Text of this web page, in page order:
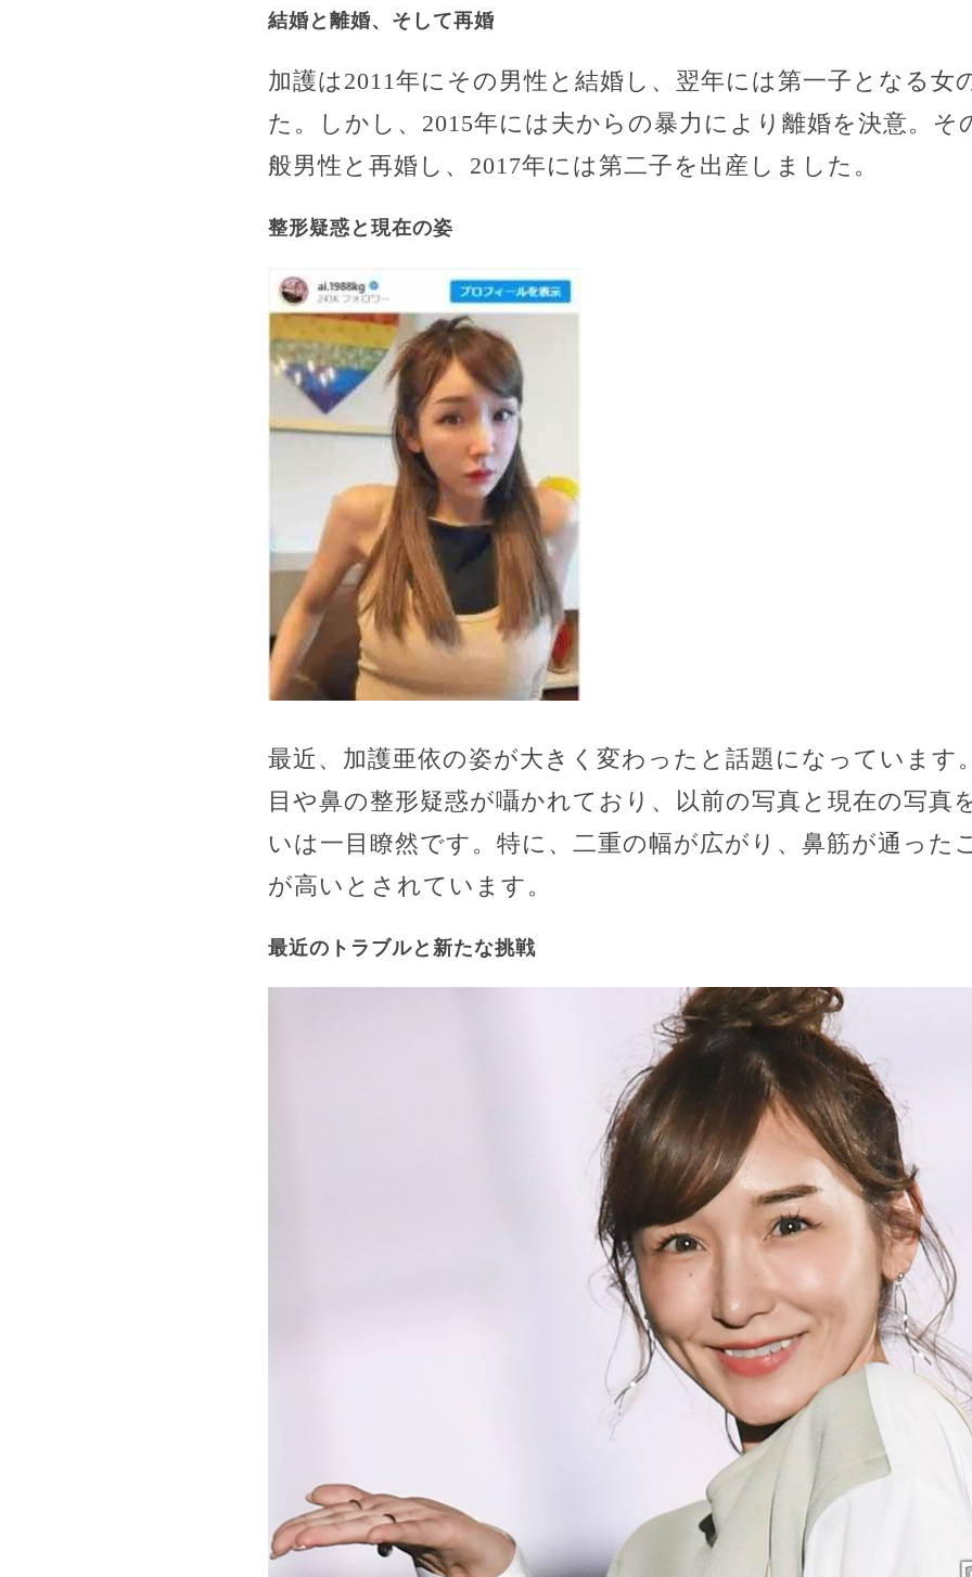
結婚と離婚、そして再婚
加護は2011年にその男性と結婚し、翌年には第一子となる女
た。しかし、2015年には夫からの暴力により離婚を決意。そ
般男性と再婚し、2017年には第二子を出産しました​​。
整形疑惑と現在の姿
最近、加護亜依の姿が大きく変わったと話題になっています
目や鼻の整形疑惑が囁かれており、以前の写真と現在の写真
いは一目瞭然です。特に、二重の幅が広がり、鼻筋が通った
が高いとされています​​。
最近のトラブルと新たな挑戦